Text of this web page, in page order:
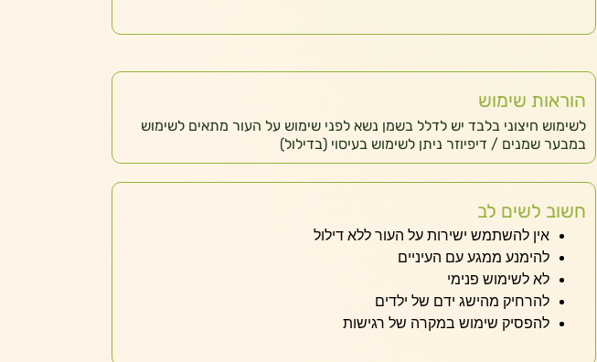
הוראות שימוש
לשימוש חיצוני בלבד יש לדלל בשמן נשא לפני שימוש על העור מתאים לשימוש
במבער שמנים / דיפיוזר ניתן לשימוש בעיסוי (בדילול)
חשוב לשים לב
אין להשתמש ישירות על העור ללא דילול
להימנע ממגע עם העיניים
לא לשימוש פנימי
להרחיק מהישג ידם של ילדים
להפסיק שימוש במקרה של רגישות